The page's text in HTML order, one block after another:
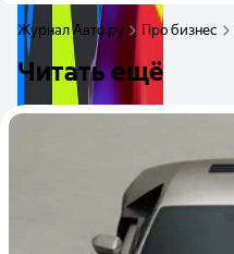
Журнал Авто.ру Про бизнес
Читать ещё